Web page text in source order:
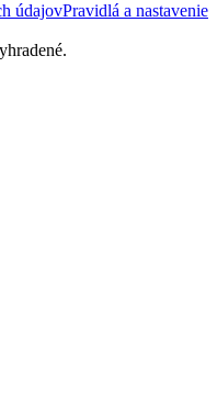
údajovPravidlá a nastavenie